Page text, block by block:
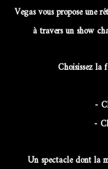
Vegas vous propose une
à travers un show
Choisissez la
-
-
Un spectacle dont la